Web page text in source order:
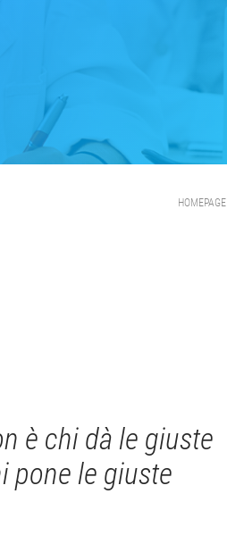
HOMEPAGE
è chi dà le giuste
pone le giuste